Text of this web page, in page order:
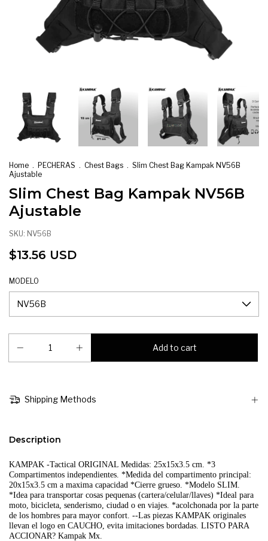
Home . PECHERAS . Chest Bags . Slim Chest Bag Kampak NV56B
Ajustable
Slim Chest Bag Kampak NV56B
Ajustable
SKU: NV56B
$13.56 USD
MODELO
Shipping Methods
Description
KAMPAK -Tactical ORIGINAL Medidas: 25x15x3.5 cm. *3
Compartimentos independientes. *Medida del compartimento principal:
20x15x3.5 cm a maxima capacidad *Cierre grueso. *Modelo SLIM.
*Idea para transportar cosas pequenas (cartera/celular/llaves) *Ideal para
moto, bicicleta, senderismo, ciudad o en viajes. *acolchonada por la parte
de los hombres para mayor confort. --Las piezas KAMPAK originales
llevan el logo en CAUCHO, evita imitaciones bordadas. LISTO PARA
ACCIONAR? Kampak Mx.